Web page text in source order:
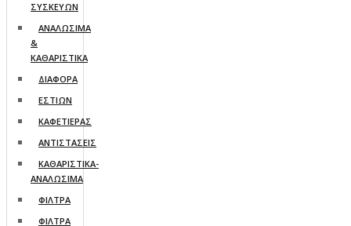
ΣΥΣΚΕΥΩΝ
ΑΝΑΛΩΣΙΜΑ
&
ΚΑΘΑΡΙΣΤΙΚΑ
ΔΙΑΦΟΡΑ
ΕΣΤΙΩΝ
ΚΑΦΕΤΙΕΡΑΣ
ΑΝΤΙΣΤΑΣΕΙΣ
ΚΑΘΑΡΙΣΤΙΚΑ-
ΑΝΑΛΩΣΙΜΑ
ΦΙΛΤΡΑ
ΦΙΛΤΡΑ